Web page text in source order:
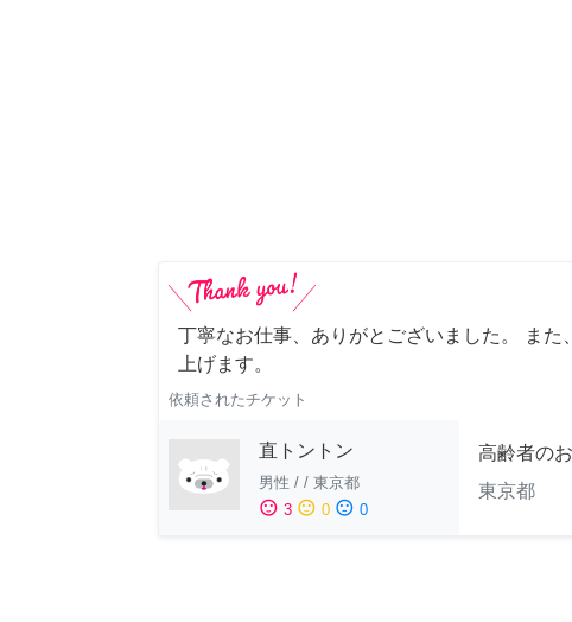
丁寧なお仕事、ありがとございました。 また
上げます。
依頼されたチケット
直トントン
男性 / / 東京都
sentiment_satisfied 3 sentiment_neutral 0 sentiment_dissatisfied 0
高齢者の
東京都